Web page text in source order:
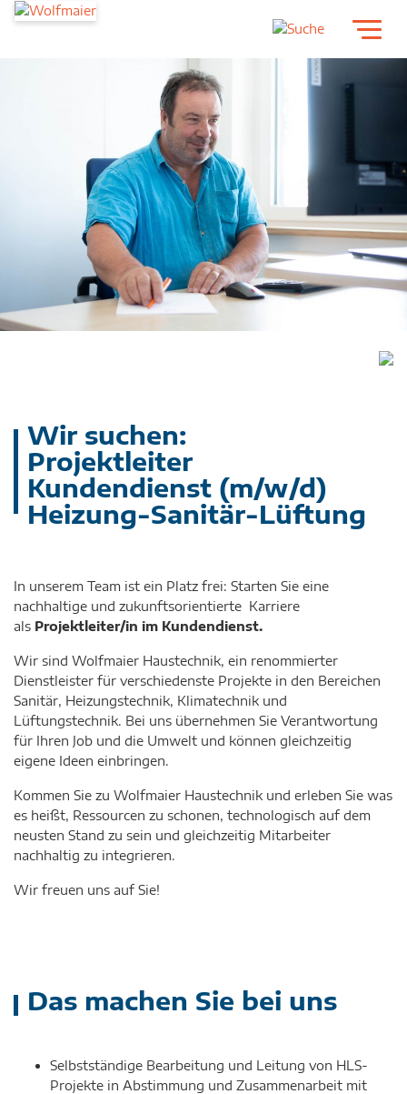
Wir suchen:
Projektleiter
Kundendienst (m/w/d)
Heizung-Sanitär-Lüftung
In unserem Team ist ein Platz frei: Starten Sie eine
nachhaltige und zukunftsorientierte Karriere
als Projektleiter/in im Kundendienst.
Wir sind Wolfmaier Haustechnik, ein renommierter
Dienstleister für verschiedenste Projekte in den Bereichen
Sanitär, Heizungstechnik, Klimatechnik und
Lüftungstechnik. Bei uns übernehmen Sie Verantwortung
für Ihren Job und die Umwelt und können gleichzeitig
eigene Ideen einbringen.
Kommen Sie zu Wolfmaier Haustechnik und erleben Sie was
es heißt, Ressourcen zu schonen, technologisch auf dem
neusten Stand zu sein und gleichzeitig Mitarbeiter
nachhaltig zu integrieren.
Wir freuen uns auf Sie!
Das machen Sie bei uns
Selbstständige Bearbeitung und Leitung von HLS-
Projekte in Abstimmung und Zusammenarbeit mit